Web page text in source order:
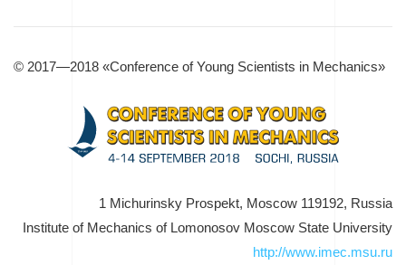
© 2017—2018 «Conference of Young Scientists in Mechanics»
1 Michurinsky Prospekt, Moscow 119192, Russia
Institute of Mechanics of Lomonosov Moscow State University
http://www.imec.msu.ru